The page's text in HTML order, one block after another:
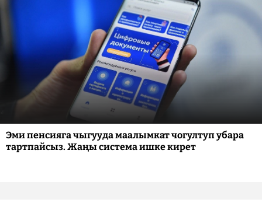
Эми пенсияга чыгууда маалымкат чогултуп убара
тартпайсыз. Жаңы система ишке кирет